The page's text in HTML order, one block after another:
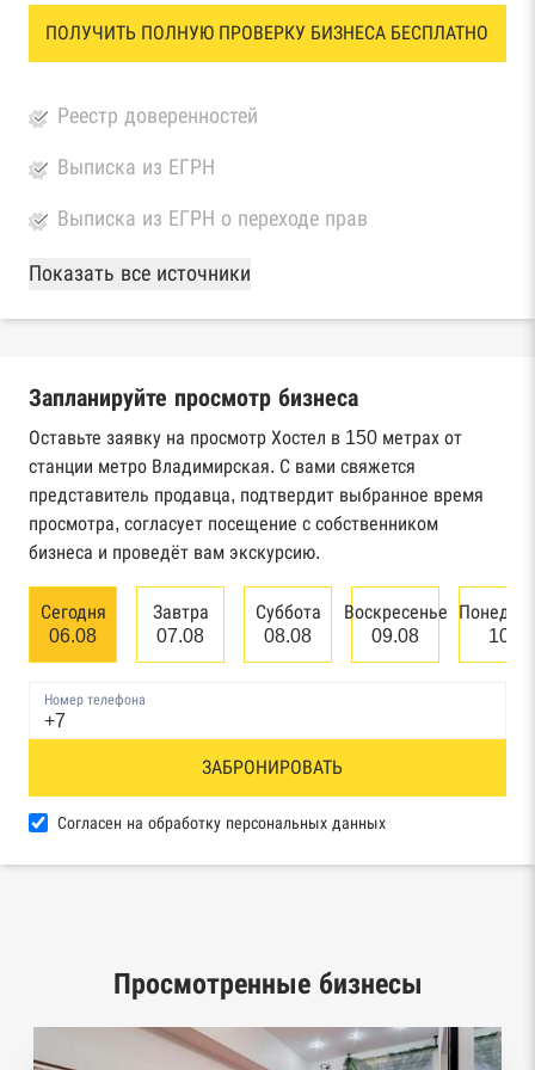
ПОЛУЧИТЬ ПОЛНУЮ ПРОВЕРКУ БИЗНЕСА БЕСПЛАТНО
Реестр доверенностей
Выписка из ЕГРН
Выписка из ЕГРН о переходе прав
База Росстата
Реестры ЕГРЮЛ и ЕГРИП Федеральной
Реестр государственных контрактов
Федерального казначейства
Картотека арбитражных дел Высшего
арбитражного суда
Единый федеральный реестр сведений о
банкротстве юридических лиц
Реестр товарных знаков и знаков обслуживания
База исполнительного производства
Реестры лицензий: Росалкоголь,
Росздравнадзор, Рособрнадзор, Роскомнадзор,
Роспотребнадзор, Росприроднадзор,
Показать все источники
Запланируйте просмотр бизнеса
Оставьте заявку на просмотр Хостел в 150 метрах от
станции метро Владимирская. С вами свяжется
представитель продавца, подтвердит выбранное время
просмотра, согласует посещение с собственником
бизнеса и проведёт вам экскурсию.
Сегодня
06.08
Завтра
07.08
Суббота
08.08
Воскресенье
09.08
10.08
Номер телефона
ЗАБРОНИРОВАТЬ
Согласен на обработку персональных данных
Просмотренные бизнесы